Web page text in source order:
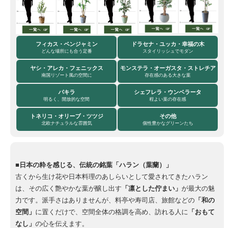
フィカス・ベンジャミン
どんな場所にも合う定番
ドラセナ・ユッカ・幸福の木
スタイリッシュでモダン
ヤシ・アレカ・フェニックス
南国リゾート風の空間に
モンステラ・オーガスタ・ストレチア
存在感のある大きな葉
パキラ
明るく、開放的な空間
シェフレラ・ウンベラータ
程よい葉の存在感
トネリコ・オリーブ・ツツジ
北欧ナチュラルな雰囲気
その他
個性豊かなグリーンたち
■日本の粋を感じる、伝統の銘葉「ハラン（葉蘭）」
古くから生け花や日本料理のあしらいとして愛されてきたハラン
は、その広く艶やかな葉が醸し出す 「凛とした佇まい」 が最大の魅
力です。派手さはありませんが、料亭や寿司店、旅館などの 「和の
空間」 に置くだけで、空間全体の格調を高め、訪れる人に 「おもて
なし」 の心を伝えます。